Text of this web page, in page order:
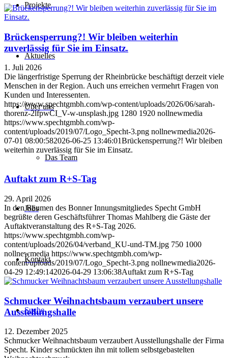
Projekte
Aktuelles
Über uns
Das Team
Jobs
Kontakt
Suche
Brückensperrung?! Wir bleiben weiterhin
zuverlässig für Sie im Einsatz.
1. Juli 2026
Die längerfristige Sperrung der Rheinbrücke beschäftigt derzeit viele
Menschen in der Region. Auch uns erreichen vermehrt Fragen von
Kunden und Interessenten.
https://www.spechtgmbh.com/wp-content/uploads/2026/06/sarah-
thorenz-2lfpwCI_V-w-unsplash.jpg 1280 1920 nollnewmedia
https://www.spechtgmbh.com/wp-
content/uploads/2019/07/Logo_Specht-3.png nollnewmedia2026-
07-01 08:00:582026-06-25 13:46:01Brückensperrung?! Wir bleiben
weiterhin zuverlässig für Sie im Einsatz.
Auftakt zum R+S-Tag
29. April 2026
In den Räumen des Bonner Innungsmitgliedes Specht GmbH
begrüßte deren Geschäftsführer Thomas Mahlberg die Gäste der
Auftaktveranstaltung des R+S-Tag 2026.
https://www.spechtgmbh.com/wp-
content/uploads/2026/04/verband_KU-und-TM.jpg 750 1000
nollnewmedia https://www.spechtgmbh.com/wp-
content/uploads/2019/07/Logo_Specht-3.png nollnewmedia2026-
04-29 12:49:142026-04-29 13:06:38Auftakt zum R+S-Tag
Schmucker Weihnachtsbaum verzaubert unsere
Ausstellungshalle
12. Dezember 2025
Schmucker Weihnachtsbaum verzaubert Ausstellungshalle der Firma
Specht. Kinder schmückten ihn mit tollem selbstgebastelten